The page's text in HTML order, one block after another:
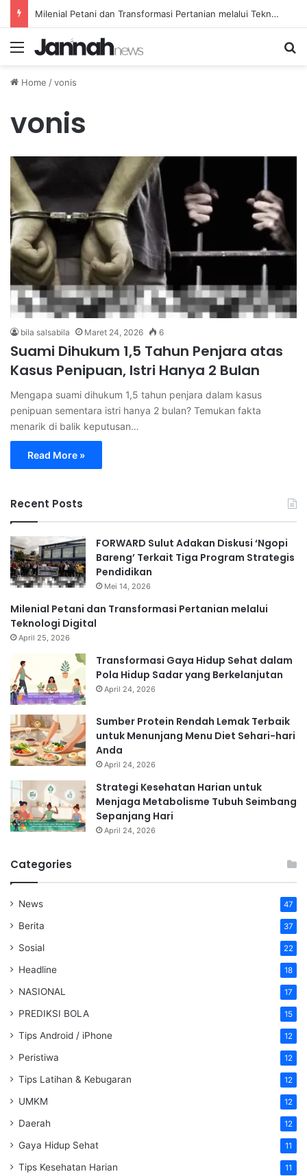
Milenial Petani dan Transformasi Pertanian melalui Teknologi Digital
Menu
Home /vonis
vonis
bila salsabila Maret 24, 2026 6
Suami Dihukum 1,5 Tahun Penjara atas
Kasus Penipuan, Istri Hanya 2 Bulan
Mengapa suami dihukum 1,5 tahun penjara dalam kasus
penipuan sementara istri hanya 2 bulan? Temukan fakta
menarik di balik keputusan…
Read More »
Recent Posts
FORWARD Sulut Adakan Diskusi ‘Ngopi
Bareng’ Terkait Tiga Program Strategis
Pendidikan
Mei 14, 2026
Milenial Petani dan Transformasi Pertanian melalui
Teknologi Digital
April 25, 2026
Transformasi Gaya Hidup Sehat dalam
Pola Hidup Sadar yang Berkelanjutan
April 24, 2026
Sumber Protein Rendah Lemak Terbaik
untuk Menunjang Menu Diet Sehari-hari
Anda
April 24, 2026
Strategi Kesehatan Harian untuk
Menjaga Metabolisme Tubuh Seimbang
Sepanjang Hari
April 24, 2026
Categories
News 47
Berita 37
Sosial 22
Headline 18
NASIONAL 17
PREDIKSI BOLA 15
Tips Android / iPhone 12
Peristiwa 12
Tips Latihan & Kebugaran 12
UMKM 12
Daerah 12
Gaya Hidup Sehat 11
Tips Kesehatan Harian 11